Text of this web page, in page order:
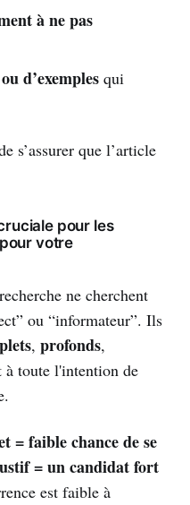
à ne pas
d’exemplesqui
s’assurer que l’article
pour les
votre
ne cherchent
ou “informateur”. Ils
, profonds,
à toute l'intention de
= faible chance de se
= un candidat fort
est faible à